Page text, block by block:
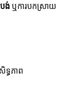
ង់ ឬការបកស្រាយ
ទ្ធភាព